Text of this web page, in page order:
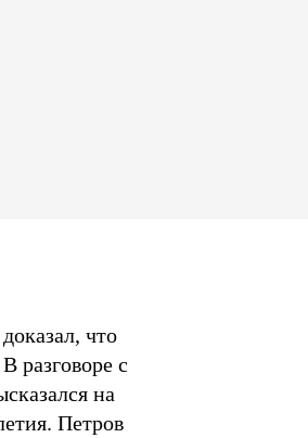
что
разговоре с
на
Петров